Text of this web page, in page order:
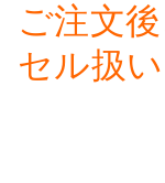
ご注文
セル扱